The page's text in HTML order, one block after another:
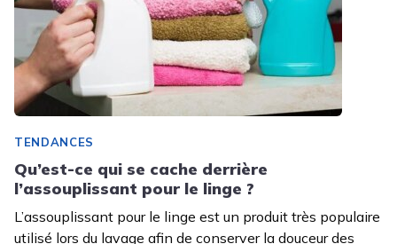
TENDANCES
Qu’est-ce qui se cache derrière
l’assouplissant pour le linge ?
L’assouplissant pour le linge est un produit très populaire
utilisé lors du lavage afin de conserver la douceur des